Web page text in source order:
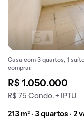
Casa com 3 quartos, 1
comprar.
R$ 1.050.000
R$ 75 Condo. + IPTU
213 m² · 3 quartos · 2